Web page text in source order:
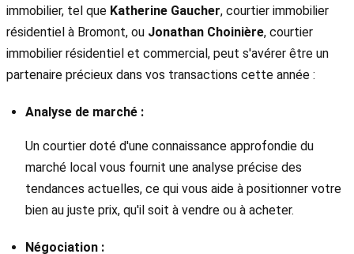
immobilier, tel que Katherine Gaucher, courtier immobilier
résidentiel à Bromont, ou Jonathan Choinière, courtier
immobilier résidentiel et commercial, peut s'avérer être un
partenaire précieux dans vos transactions cette année :
Analyse de marché :
Un courtier doté d'une connaissance approfondie du
marché local vous fournit une analyse précise des
tendances actuelles, ce qui vous aide à positionner votre
bien au juste prix, qu'il soit à vendre ou à acheter.
Négociation :